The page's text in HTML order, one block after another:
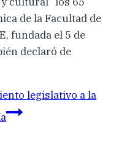
de la Facultad de
fundada el 5 de
declaró de
legislativo a la